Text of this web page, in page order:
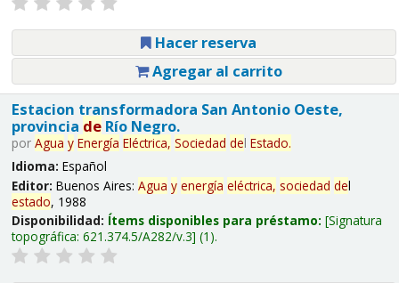
Hacer reserva
Agregar al carrito
Estacion transformadora San Antonio Oeste,
provincia deRío Negro.
por Agua y Energía Eléctrica, Sociedad del Estado.
Idioma: Español
Editor: Buenos Aires: Agua y energía eléctrica, sociedad del
estado, 1988
Disponibilidad: Ítems disponibles para préstamo: Signatura
topográfica: 621.374.5/A282/v.3 (1).